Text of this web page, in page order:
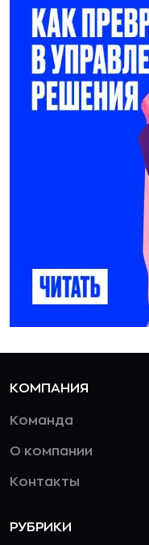
КОМПАНИЯ
Команда
О компании
Контакты
РУБРИКИ